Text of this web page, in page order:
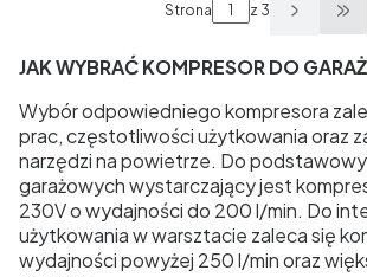
Strona z 3
JAK WYBRAĆ KOMPRESOR DO
Wybór odpowiedniego kompresora
prac, częstotliwości użytkowania oraz
narzędzi na powietrze. Do
garażowych wystarczający jest
230V o wydajności do 200 l/min. Do
użytkowania w warsztacie zaleca się
wydajności powyżej 250 l/min oraz